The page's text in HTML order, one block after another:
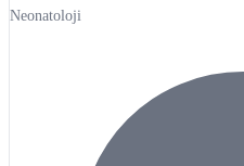
Neonatoloji